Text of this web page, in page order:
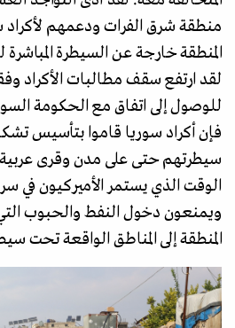
لقد ارتفع سقف مطالبات الأكراد
فإن أكراد سوريا قاموا بتأسيس
سيطرتهم حتى على مدن وقرى عربية
الوقت الذي يستمر الأميركيون في
ويمنعون دخول النفط والحبوب
المنطقة إلى المناطق الواقعة تحت